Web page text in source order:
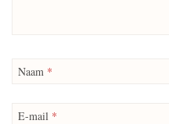
Naam *
E-mail *